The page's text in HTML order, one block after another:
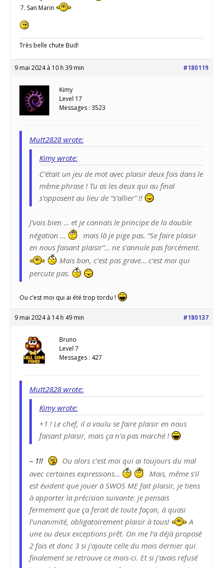
San Marin
Très belle chute Bud!
9 mai 2024 à 10 h 39 min #180119
Kimy
Level 17
Messages : 3523
Mutt2828 wrote:
Kimy wrote:
C’était un jeu de mot avec plaisir deux fois dans le
même phrase ! Tu as les deux qui au final
s’opposent au lieu de “s’allier” !!
J’vois bien … et je connais le principe de la double
négation …
mais là je pige pas. “Se faire plaisir
en nous faisant plaisir”… ne s’annule pas forcément.
Mais bon, c’est pas grave… c’est moi qui
percute pas.
Ou c’est moi qui ai été trop tordu !
9 mai 2024 à 14 h 49 min #180137
Bruno
Level 7
Messages : 427
Mutt2828 wrote:
Kimy wrote:
+1 ! Le chef, il a voulu se faire plaisir en nous
faisant plaisir, mais ça n’a pas marché !
– 1!!
Ou alors c’est moi qui ai toujours du mal
avec certaines expressions…
Mais, même s’il
est évident que jouer à SWOS ME fait plaisir, je tiens
à apporter la précision suivante: je pensais
fermement que ça ferait de toute façon, à quasi
l’unanimité, obligatoirement plaisir à tous!
A
une ou deux exceptions prêt. On me l’a déjà proposé
2 fois et donc 3 si j’ajoute celle du mois dernier qui
finalement se retrouve ce mois-ci. Et si j’avais refusé